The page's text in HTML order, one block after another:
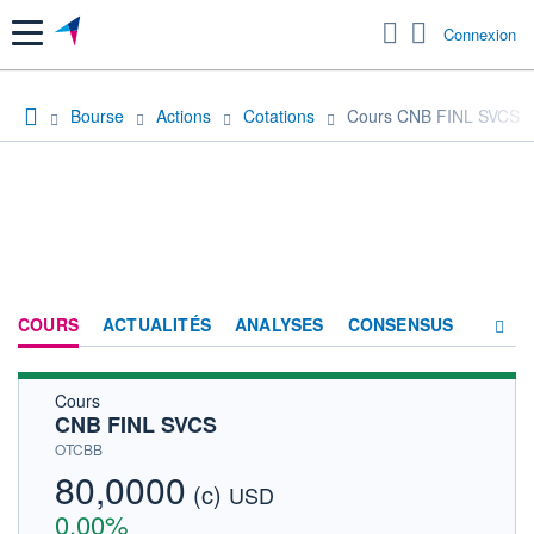
Menu Connexion
Bourse Actions Cotations Cours CNB FINL SVCS
COURS ACTUALITÉS ANALYSES CONSENSUS
ACTIONNAIRES
Cours
CNB FINL SVCS
OTCBB
80,0000 (c) USD
0,00%